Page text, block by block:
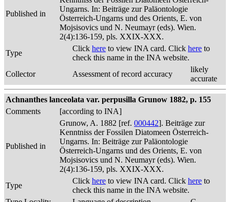
Published in
Ungarns. In: Beiträge zur Paläontologie
Österreich-Ungarns und des Orients, E. von
Mojsisovics und N. Neumayr (eds). Wien.
2(4):136-159, pls. XXIX-XXX.
Type
Click here to view INA card. Click here to
check this name in the INA website.
Collector
Assessment of record accuracy
likely
accurate
Achnanthes lanceolata var. perpusilla Grunow 1882, p. 155
Comments
[according to INA]
Published in
Grunow, A. 1882 [ref. 000442]. Beiträge zur
Kenntniss der Fossilen Diatomeen Österreich-
Ungarns. In: Beiträge zur Paläontologie
Österreich-Ungarns und des Orients, E. von
Mojsisovics und N. Neumayr (eds). Wien.
2(4):136-159, pls. XXIX-XXX.
Type
Click here to view INA card. Click here to
check this name in the INA website.